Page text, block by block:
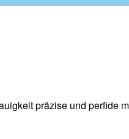
präzise und perfide